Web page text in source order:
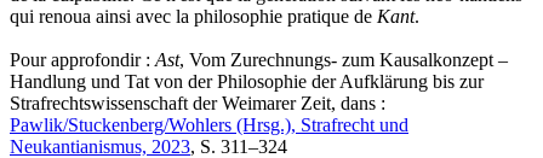
qui renoua ainsi avec la philosophie pratique de Kant.
Pour approfondir : Ast, Vom Zurechnungs- zum Kausalkonzept –
Handlung und Tat von der Philosophie der Aufklärung bis zur
Strafrechtswissenschaft der Weimarer Zeit, dans :
Pawlik/Stuckenberg/Wohlers (Hrsg.), Strafrecht und
Neukantianismus, 2023, S. 311–324